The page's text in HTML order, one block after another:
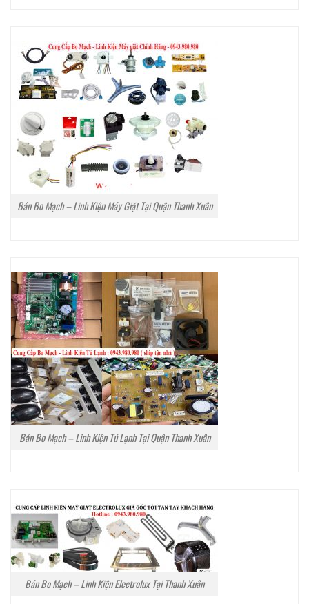
Bán Bo Mạch – Linh Kiện Máy Giặt Tại Quận Thanh Xuân
Bán Bo Mạch – Linh Kiện Tủ Lạnh Tại Quận Thanh Xuân
Bán Bo Mạch – Linh Kiện Electrolux Tại Thanh Xuân